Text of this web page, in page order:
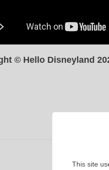
© Hello Disneyland
This site